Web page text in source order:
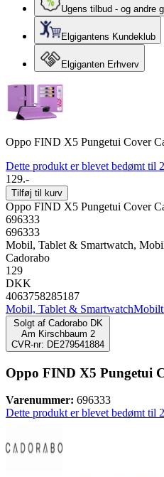
Ugens tilbud - og andre
Elgigantens Kundeklub
Elgiganten Erhverv
Oppo FIND X5 Pungetui Cover
Dette produkt er blevet bedømt til
129.-
Tilføj til kurv
Oppo FIND X5 Pungetui Cover
696333
696333
Mobil, Tablet & Smartwatch,
Cadorabo
129
DKK
4063758285187
Mobil, Tablet & Smartwatch
Solgt af Cadorabo DK
Am Kirschbaum 2
CVR-nr: DE279541884
Oppo FIND X5 Pungetui
Varenummer: 696333
Dette produkt er blevet bedømt til